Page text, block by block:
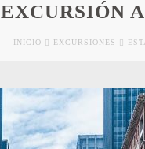
EXCURSIÓN
INICIO EXCURSIONES